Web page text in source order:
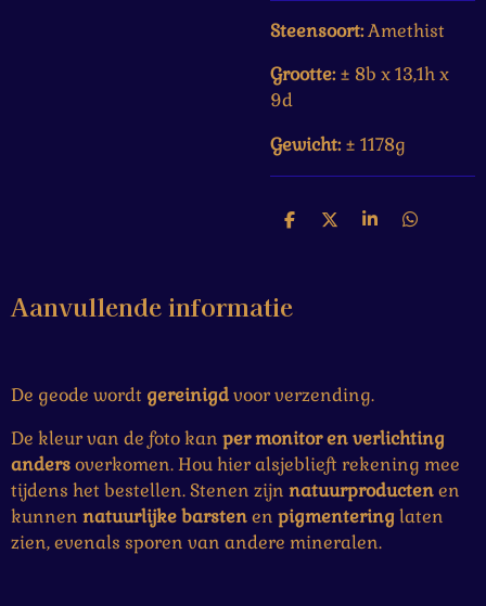
Steensoort:Amethist
Grootte: ± 8b x 13,1h x
9d
Gewicht: ± 1178g
D
n
D
S
D
Aanvullende informatie
De geode wordt gereinigdvoor verzending.
De kleur van de foto kan per monitor en verlichting
andersoverkomen. Hou hier alsjeblieft rekening mee
tijdens het bestellen. Stenen zijn natuurproductenen
kunnen natuurlijkebarstenen pigmentering laten
zien, evenals sporen van andere mineralen.